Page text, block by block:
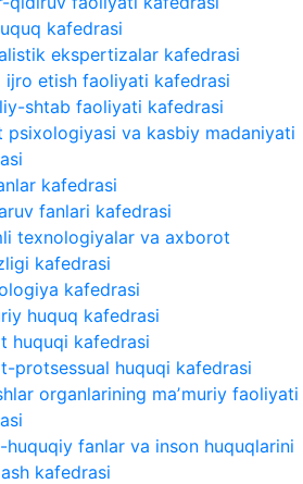
kafedrasi
ekspertizalar kafedrasi
ijro etish faoliyati kafedrasi
shtab faoliyati kafedrasi
psixologiyasi va kasbiy madaniyati
kafedrasi
fanlari kafedrasi
texnologiyalar va axborot
kafedrasi
kafedrasi
huquq kafedrasi
huquqi kafedrasi
protsessual huquqi kafedrasi
organlarining maʼmuriy faoliyati
huquqiy fanlar va inson huquqlarini
kafedrasi